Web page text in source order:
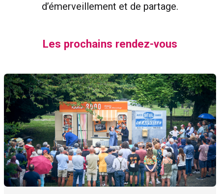
d’émerveillement et de partage.
Les prochains rendez-vous